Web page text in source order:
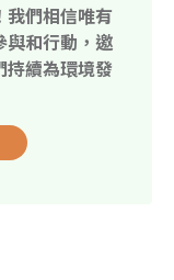
我們相信唯有
與和行動，邀
持續為環境發